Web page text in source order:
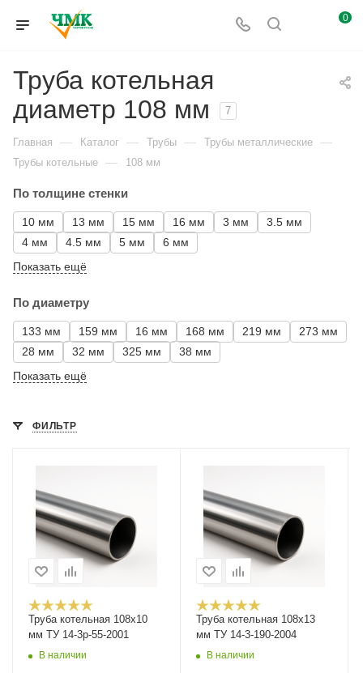
0
Труба котельная
диаметр 108 мм
7
Главная — Каталог — Трубы — Трубы металлические —
Трубы котельные — 108 мм
По толщине стенки
10 мм 13 мм 15 мм 16 мм 3 мм
3.5 мм
4 мм
4.5 мм 5 мм
6 мм
Показать ещё
По диаметру
133 мм 159 мм 16 мм 168 мм 219 мм
273 мм
28 мм
32 мм 325 мм
38 мм
Показать ещё
ФИЛЬТР
Труба котельная 108х10
мм ТУ 14-3р-55-2001
В наличии
Труба котельная 108х13
мм ТУ 14-3-190-2004
В наличии